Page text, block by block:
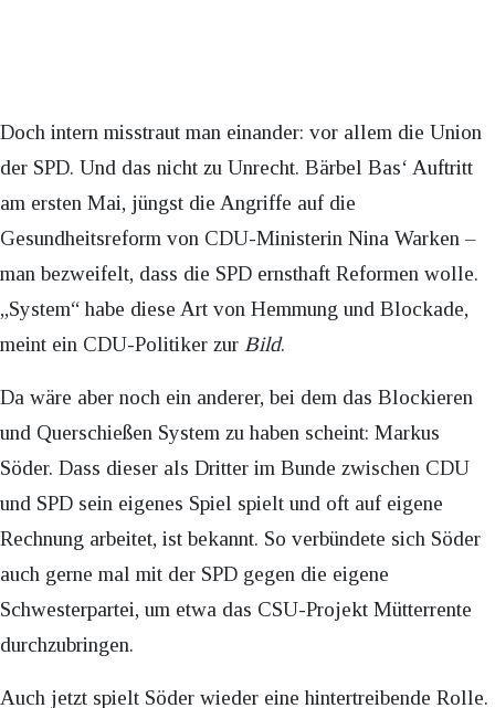
Doch intern misstraut man einander: vor allem die Union
der SPD. Und das nicht zu Unrecht. Bärbel Bas‘ Auftritt
am ersten Mai, jüngst die Angriffe auf die
Gesundheitsreform von CDU-Ministerin Nina Warken –
man bezweifelt, dass die SPD ernsthaft Reformen wolle.
„System“ habe diese Art von Hemmung und Blockade,
meint ein CDU-Politiker zur Bild.
Da wäre aber noch ein anderer, bei dem das Blockieren
und Querschießen System zu haben scheint: Markus
Söder. Dass dieser als Dritter im Bunde zwischen CDU
und SPD sein eigenes Spiel spielt und oft auf eigene
Rechnung arbeitet, ist bekannt. So verbündete sich Söder
auch gerne mal mit der SPD gegen die eigene
Schwesterpartei, um etwa das CSU-Projekt Mütterrente
durchzubringen.
Auch jetzt spielt Söder wieder eine hintertreibende Rolle.